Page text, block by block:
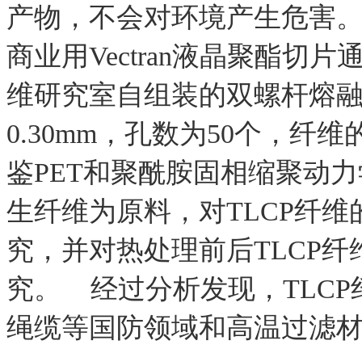
产物，不会对环境产生危害
商业用Vectran液晶聚酯切片
维研究室自组装的双螺杆熔
0.30mm，孔数为50个，纤维
鉴PET和聚酰胺固相缩聚动
生纤维为原料，对TLCP纤
究，并对热处理前后TLCP
究。 经过分析发现，TLCP
绳缆等国防领域和高温过滤